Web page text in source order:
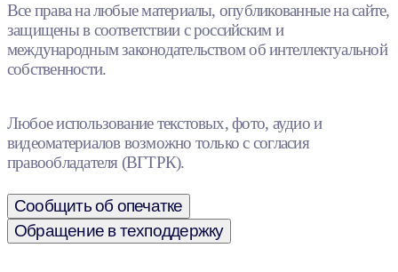
Все права на любые материалы, опубликованные на сайте,
защищены в соответствии с российским и
международным законодательством об интеллектуальной
собственности.
Любое использование текстовых, фото, аудио и
видеоматериалов возможно только с согласия
правообладателя (ВГТРК).
Сообщить об опечатке
Обращение в техподдержку